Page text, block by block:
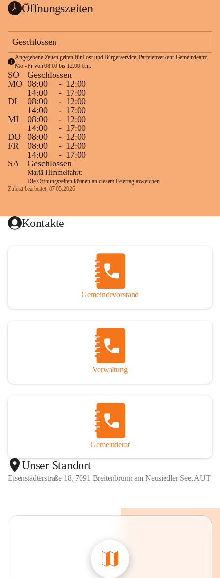
Öffnungszeiten
Geschlossen
Angegebene Zeiten gelten für Post und Bürgerservice. Parteienverkehr Gemeindeamt
Mo - Fr von 08:00 bis 12:00 Uhr.
SO
Geschlossen
MO 08:00 - 12:00
14:00
- 17:00
DI
08:00 - 12:00
14:00
- 17:00
MI
08:00 - 12:00
14:00
- 17:00
DO
08:00 - 12:00
FR
08:00 - 12:00
14:00
- 17:00
SA
Geschlossen
Mariä Himmelfahrt:
Die Öffnungszeiten können an diesem Feiertag abweichen.
Zuletzt bearbeitet: 07.05.2026
Kontakte
Gemeindevorstand
Verwaltung
Gemeinderat
Unser Standort
Eisenstädterstraße 18, 7091 Breitenbrunn am Neusiedler See, AUT